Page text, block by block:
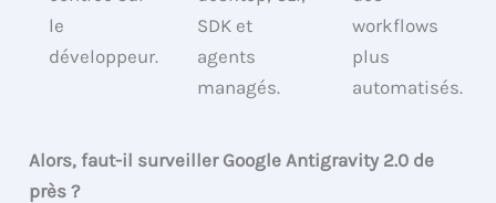
le
développeur.
SDK et
agents
managés.
workflows
plus
automatisés.
Alors, faut-il surveiller Google Antigravity 2.0 de
près ?